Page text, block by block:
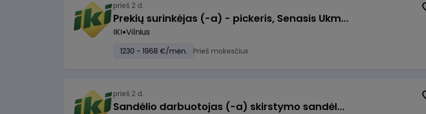
prieš 2 d.
Prekių surinkėjas (-a) - pickeris, Senasis Ukmergės kelias 8, Avižieniai
IKI Vilnius
1230 - 1968 €/mėn. Prieš mokesčius
prieš 2 d.
Sandėlio darbuotojas (-a) skirstymo sandėlyje